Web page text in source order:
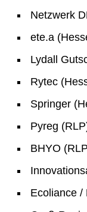
Netzwerk
ete.a
Lydall
Rytec
Springer
Pyreg
BHYO
Ecoliance /